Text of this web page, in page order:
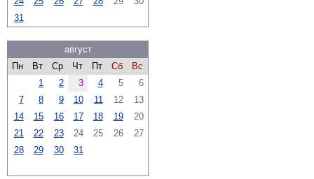
31
август
Пн
Вт Ср Чт Пт Сб
Вс
1
2 3 4 5
6
7
8 9 10 11 12
13
14
15 16 17 18 19
20
21
22 23 24 25 26
27
28
29 30 31